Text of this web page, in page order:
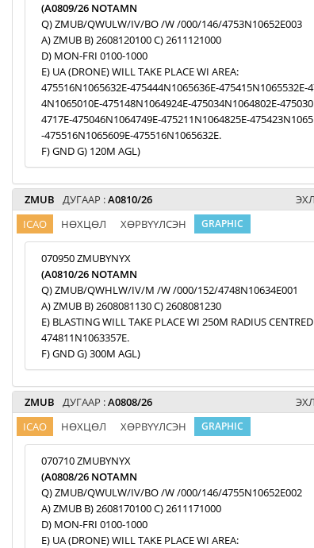
(A0809/26 NOTAMN
Q) ZMUB/QWULW/IV/BO /W /000/146/4753N10652E003
A) ZMUB B) 2608120100 C) 2611121000
D) MON-FRI 0100-1000
E) UA (DRONE) WILL TAKE PLACE WI AREA:
475516N1065632E-475444N1065636E-475415N1065532E-
4N1065010E-475148N1064924E-475034N1064802E-
4717E-475046N1064749E-475211N1064825E-
-475516N1065609E-475516N1065632E.
F) GND G) 120M AGL)
ZMUB ДУГААР :A0810/26
ICAO НӨХЦӨЛ ХӨРВҮҮЛСЭН GRAPHIC
070950 ZMUBYNYX
(A0810/26 NOTAMN
Q) ZMUB/QWHLW/IV/M /W /000/152/4748N10634E001
A) ZMUB B) 2608081130 C) 2608081230
E) BLASTING WILL TAKE PLACE WI 250M RADIUS
474811N1063357E.
F) GND G) 300M AGL)
ZMUB ДУГААР :A0808/26
ICAO НӨХЦӨЛ ХӨРВҮҮЛСЭН GRAPHIC
070710 ZMUBYNYX
(A0808/26 NOTAMN
Q) ZMUB/QWULW/IV/BO /W /000/146/4755N10652E002
A) ZMUB B) 2608170100 C) 2611171000
D) MON-FRI 0100-1000
E) UA (DRONE) WILL TAKE PLACE WI AREA: